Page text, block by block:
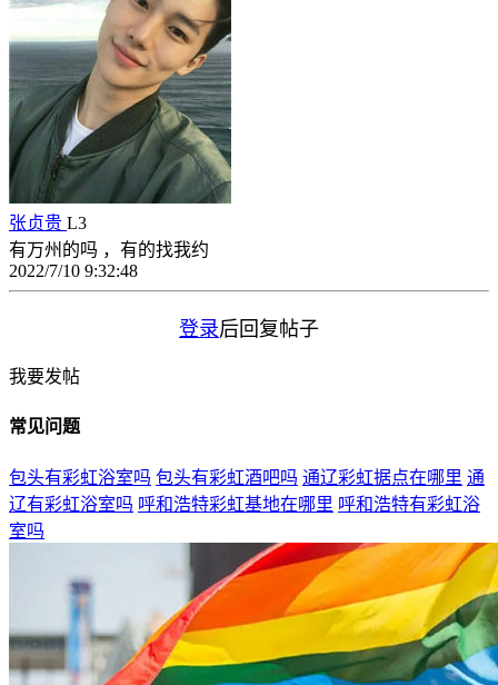
张贞贵 L3
有万州的吗 ，有的找我约
2022/7/10 9:32:48
登录后回复帖子
我要发帖
常见问题
包头有彩虹浴室吗 包头有彩虹酒吧吗 通辽彩虹据点在哪里 通
辽有彩虹浴室吗 呼和浩特彩虹基地在哪里 呼和浩特有彩虹浴
室吗